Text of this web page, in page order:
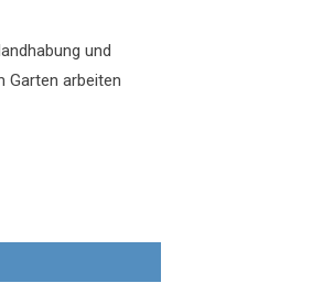
und
Garten arbeiten